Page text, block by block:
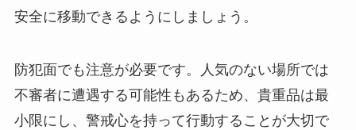
安全に移動できるようにしましょう。
防犯面でも注意が必要です。人気のない場所では
不審者に遭遇する可能性もあるため、貴重品は最
小限にし、警戒心を持って行動することが大切で